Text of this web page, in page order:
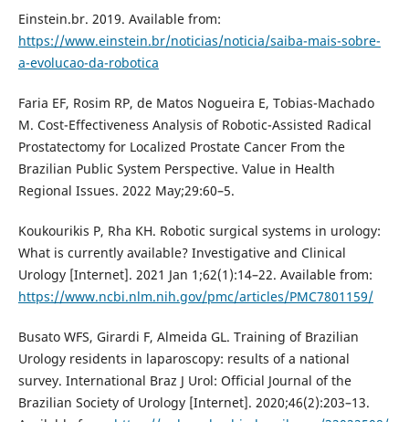
Einstein.br. 2019. Available from:
https://www.einstein.br/noticias/noticia/saiba-mais-sobre-
a-evolucao-da-robotica
Faria EF, Rosim RP, de Matos Nogueira E, Tobias-Machado
M. Cost-Effectiveness Analysis of Robotic-Assisted Radical
Prostatectomy for Localized Prostate Cancer From the
Brazilian Public System Perspective. Value in Health
Regional Issues. 2022 May;29:60–5.
Koukourikis P, Rha KH. Robotic surgical systems in urology:
What is currently available? Investigative and Clinical
Urology [Internet]. 2021 Jan 1;62(1):14–22. Available from:
https://www.ncbi.nlm.nih.gov/pmc/articles/PMC7801159/
Busato WFS, Girardi F, Almeida GL. Training of Brazilian
Urology residents in laparoscopy: results of a national
survey. International Braz J Urol: Official Journal of the
Brazilian Society of Urology [Internet]. 2020;46(2):203–13.